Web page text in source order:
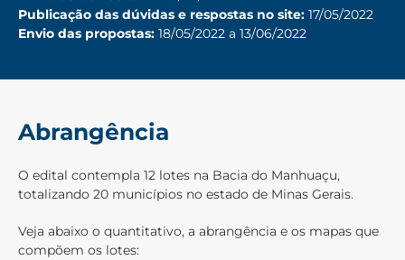
Publicação das dúvidas e respostas no site: 17/05/2022
Envio das propostas: 18/05/2022 a 13/06/2022
Abrangência
O edital contempla 12 lotes na Bacia do Manhuaçu,
totalizando 20 municípios no estado de Minas Gerais.
Veja abaixo o quantitativo, a abrangência e os mapas que
compõem os lotes: